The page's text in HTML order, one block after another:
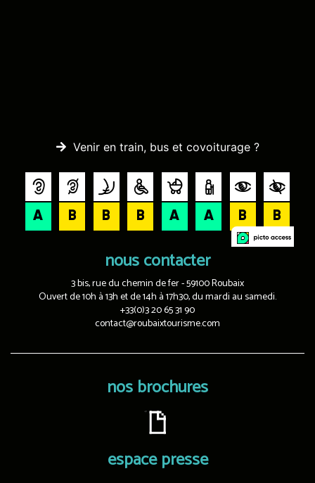
Venir en train, bus et covoiturage ?
nous contacter
3 bis, rue du chemin de fer - 59100 Roubaix
Ouvert de 10h à 13h et de 14h à 17h30, du mardi au samedi.
+33(0)3 20 65 31 90
contact@roubaixtourisme.com
nos brochures
espace presse